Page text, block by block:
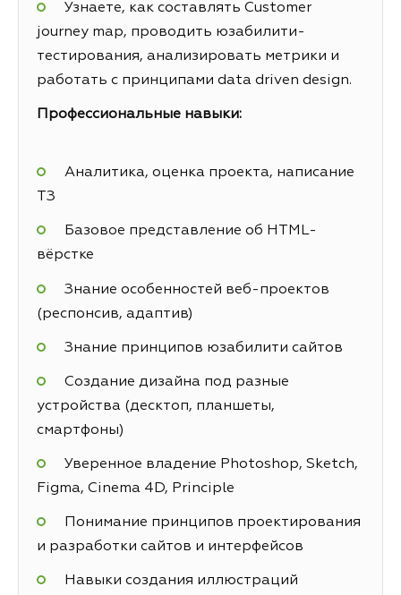
Узнаете, как составлять Customer
journey map, проводить юзабилити-
тестирования, анализировать метрики и
работать с принципами data driven design.
Профессиональные навыки:
Аналитика, оценка проекта, написание
ТЗ
Базовое представление об HTML-
вёрстке
Знание особенностей веб-проектов
(респонсив, адаптив)
Знание принципов юзабилити сайтов
Создание дизайна под разные
устройства (десктоп, планшеты,
смартфоны)
Уверенное владение Photoshop, Sketch,
Figma, Cinema 4D, Principle
Понимание принципов проектирования
и разработки сайтов и интерфейсов
Навыки создания иллюстраций